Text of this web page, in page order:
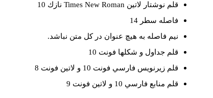
قلم نوشتار لاتين Times New Roman نازك 10
فاصله سطر 14
نيم فاصله به هيچ عنوان در كل متن نباشد.
قلم جداول و شكلها فونت 10
قلم زيرنويس فارسي فونت 10 و لاتين فونت 8
قلم منابع فارسي 10 و لاتين فونت 9